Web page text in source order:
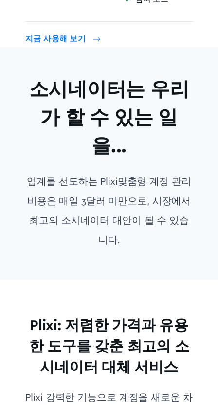
지금 사용해 보기
소시네이터는 우리
가 할 수 있는 일
을...
업계를 선도하는 Plixi맞춤형 계정 관리
비용은 매일 3달러 미만으로, 시장에서
최고의 소시네이터 대안이 될 수 있습
니다.
Plixi: 저렴한 가격과 유용
한 도구를 갖춘 최고의 소
시네이터 대체 서비스
Plixi 강력한 기능으로 계정을 새로운 차